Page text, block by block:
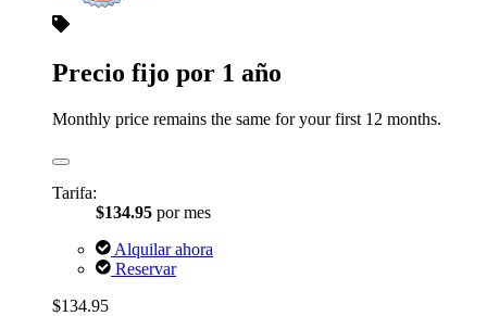
Precio fijo por 1 año
Monthly price remains the same for your first 12 months.
Tarifa:
$134.95 por mes
Alquilar ahora
Reservar
$134.95